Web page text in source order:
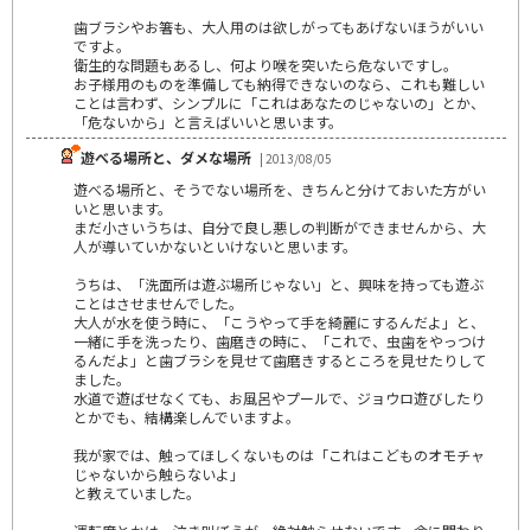
歯ブラシやお箸も、大人用のは欲しがってもあげないほうがいい
ですよ。
衛生的な問題もあるし、何より喉を突いたら危ないですし。
お子様用のものを準備しても納得できないのなら、これも難しい
ことは言わず、シンプルに「これはあなたのじゃないの」とか、
「危ないから」と言えばいいと思います。
遊べる場所と、ダメな場所 | 2013/08/05
遊べる場所と、そうでない場所を、きちんと分けておいた方がい
いと思います。
まだ小さいうちは、自分で良し悪しの判断ができませんから、大
人が導いていかないといけないと思います。
うちは、「洗面所は遊ぶ場所じゃない」と、興味を持っても遊ぶ
ことはさせませんでした。
大人が水を使う時に、「こうやって手を綺麗にするんだよ」と、
一緒に手を洗ったり、歯磨きの時に、「これで、虫歯をやっつけ
るんだよ」と歯ブラシを見せて歯磨きするところを見せたりして
ました。
水道で遊ばせなくても、お風呂やプールで、ジョウロ遊びしたり
とかでも、結構楽しんでいますよ。
我が家では、触ってほしくないものは「これはこどものオモチャ
じゃないから触らないよ」
と教えていました。